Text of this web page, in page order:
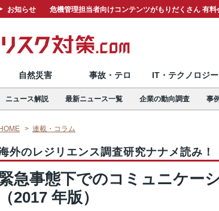
お知らせ 危機管理担当者向けコンテンツがもりだくさん 有
自然災害 事故・テロ IT・テクノロジー
ニュース解説 最新ニュース一覧 企業の動向調査 事
HOME 連載・コラム
外のレジリエンス調査研究ナナメ読み！
急事態下でのコミュニケー
（2017 年版）